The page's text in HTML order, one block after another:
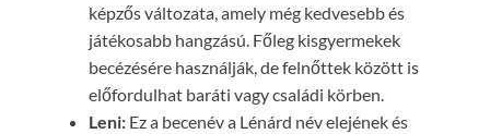
képzős változata, amely még kedvesebb és
játékosabb hangzású. Főleg kisgyermekek
becézésére használják, de felnőttek között is
előfordulhat baráti vagy családi körben.
Leni: Ez a becenév a Lénárd név elejének és